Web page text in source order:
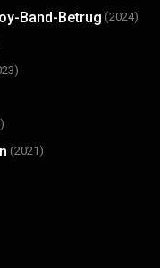
Band-Betrug (2024)
(2021)